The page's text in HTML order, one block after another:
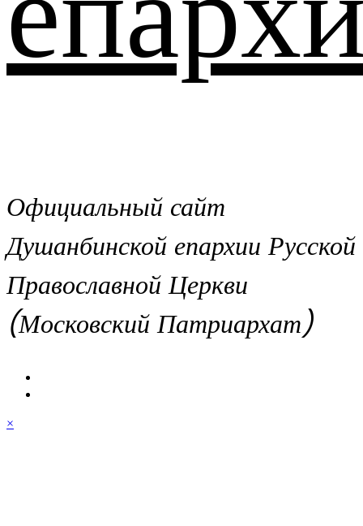
Официальный сайт
Душанбинской епархии Русской
Православной Церкви
(Московский Патриархат)
×